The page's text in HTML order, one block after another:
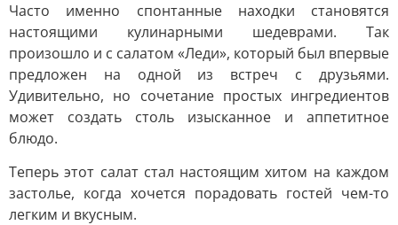
Часто именно спонтанные находки становятся
настоящими кулинарными шедеврами. Так
произошло и с салатом «Леди», который был впервые
предложен на одной из встреч с друзьями.
Удивительно, но сочетание простых ингредиентов
может создать столь изысканное и аппетитное
блюдо.
Теперь этот салат стал настоящим хитом на каждом
застолье, когда хочется порадовать гостей чем-то
легким и вкусным.